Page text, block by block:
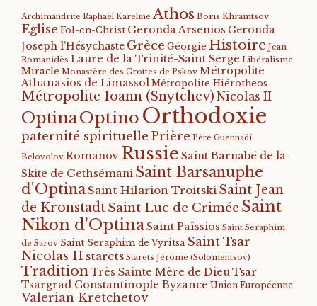
Archimandrite Raphaël Kareline Athos Boris Khramtsov
Eglise Fol-en-Christ Geronda Arsenios Geronda
Joseph l'Hésychaste Grèce Géorgie Histoire Jean
Romanidès Laure de la Trinité-Saint Serge Libéralisme
Miracle Monastère des Grottes de Pskov Métropolite
Athanasios de Limassol Métropolite Hiérotheos
Métropolite Ioann (Snytchev) Nicolas II
OptinaOptino Orthodoxie
paternité spirituelle Prière Père Guennadi
Belovolov Romanov Russie Saint Barnabé de la
Skite de Gethsémani Saint Barsanuphe
d'Optina Saint Hilarion Troitski Saint Jean
de KronstadtSaint Luc de Crimée Saint
Nikon d'OptinaSaint Païssios Saint Seraphim
de Sarov Saint Seraphim de Vyritsa Saint Tsar
Nicolas II starets Starets Jérôme (Solomentsov)
TraditionTrès Sainte Mère de DieuTsar
Tsargrad Constantinople Byzance Union Européenne
Valerian Kretchetov